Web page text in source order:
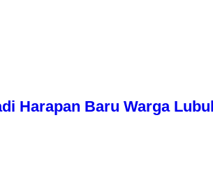
Harapan Baru Warga